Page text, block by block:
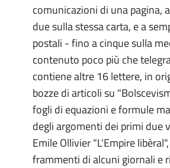
comunicazioni di una pagina,
due sulla stessa carta, e a
postali - fino a cinque sulla
contenuto poco più che
contiene altre 16 lettere, in
bozze di articoli su
fogli di equazioni e formule
degli argomenti dei primi due
Emile Ollivier "L'Empire
frammenti di alcuni giornali e